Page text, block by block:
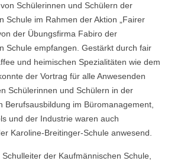
Schülerinnen und Schülern der
Schule im Rahmen der Aktion „Fairer
der Übungsfirma Fabiro der
Schule empfangen. Gestärkt durch fair
und heimischen Spezialitäten wie dem
der Vortrag für alle Anwesenden
Schülerinnen und Schülern in der
Berufsausbildung im Büromanagement,
und der Industrie waren auch
Karoline-Breitinger-Schule anwesend.
der Kaufmännischen Schule,